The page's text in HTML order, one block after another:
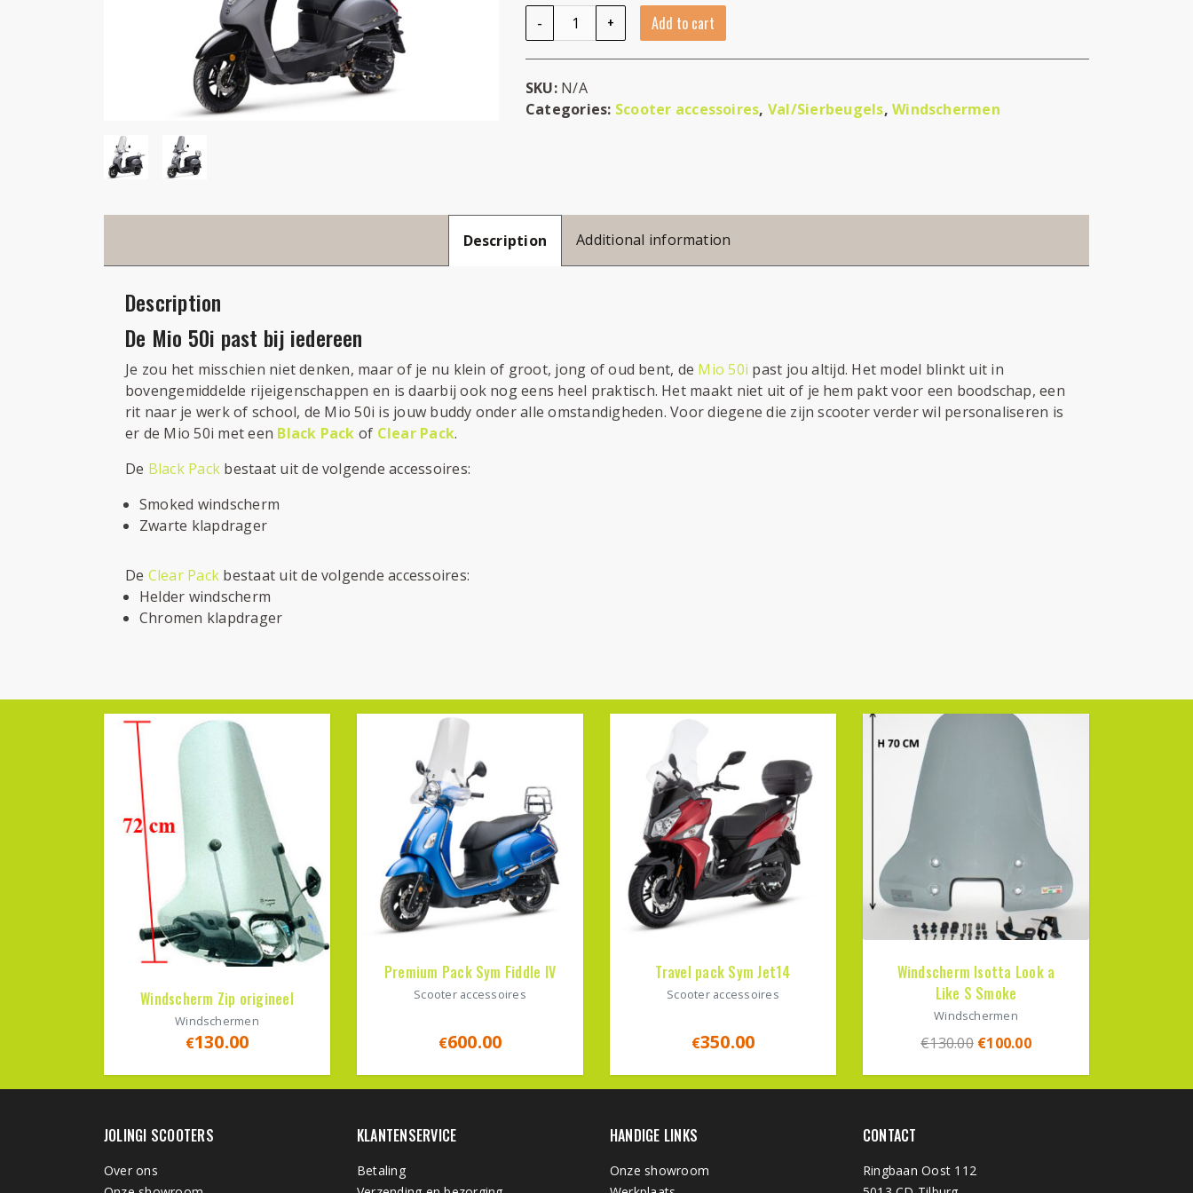
-
Plus Pack Sym Mio quantity
+ Add to cart
SKU: N/A
Categories: Scooter accessoires, Val/Sierbeugels,Windschermen
Description Additional information
Description
De Mio 50i past bij iedereen
Je zou het misschien niet denken, maar of je nu klein of groot, jong of oud bent, de Mio 50i past jou altijd. Het model blinkt uit in
bovengemiddelde rijeigenschappen en is daarbij ook nog eens heel praktisch. Het maakt niet uit of je hem pakt voor een boodschap, een
rit naar je werk of school, de Mio 50i is jouw buddy onder alle omstandigheden. Voor diegene die zijn scooter verder wil personaliseren is
er de Mio 50i met een Black Pack of Clear Pack.
De Black Pack bestaat uit de volgende accessoires:
Smoked windscherm
Zwarte klapdrager
De Clear Pack bestaat uit de volgende accessoires:
Helder windscherm
Chromen klapdrager
Windscherm Zip origineel
Windschermen
€130.00
Premium Pack Sym Fiddle IV
Scooter accessoires
€600.00
Travel pack Sym Jet14
Scooter accessoires
€350.00
Windscherm Isotta Look a
Like S Smoke
Windschermen
€130.00 €100.00
JOLINGI SCOOTERS
Over ons
KLANTENSERVICE
Betaling
HANDIGE LINKS
Onze showroom
CONTACT
Ringbaan Oost 112